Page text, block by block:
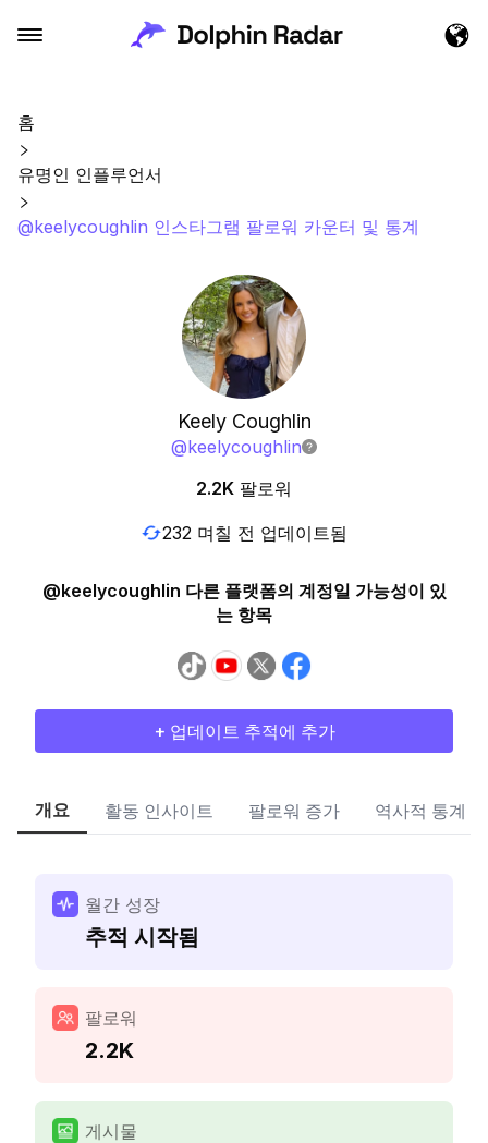
홈
유명인 인플루언서
@keelycoughlin 인스타그램 팔로워 카운터 및 통계
Keely Coughlin
@keelycoughlin
2.2K 팔로워
232 며칠 전 업데이트됨
@keelycoughlin 다른 플랫폼의 계정일 가능성이 있
는 항목
+ 업데이트 추적에 추가
개요 활동 인사이트 팔로워 증가 역사적 통계
월간 성장
추적 시작됨
팔로워
2.2K
게시물